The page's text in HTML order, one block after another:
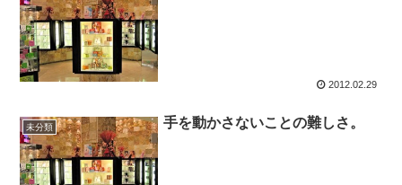
2012.02.29
未分類 手を動かさないことの難しさ。